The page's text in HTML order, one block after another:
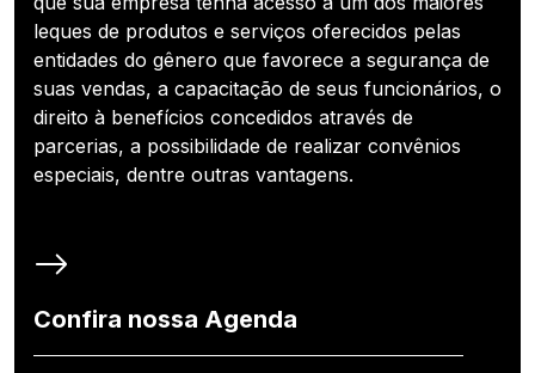
leques de produtos e serviços oferecidos pelas
entidades do gênero que favorece a segurança de
suas vendas, a capacitação de seus funcionários, o
direito à benefícios concedidos através de
parcerias, a possibilidade de realizar convênios
especiais, dentre outras vantagens.
Confira nossa Agenda